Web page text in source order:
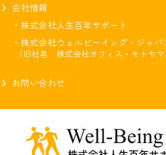
会社情報
・株式会社人生百年サポート
・株式会社ウェルビーイング・ジャパ
（旧社名 株式会社オフィス・モトヤマ
お問い合わせ